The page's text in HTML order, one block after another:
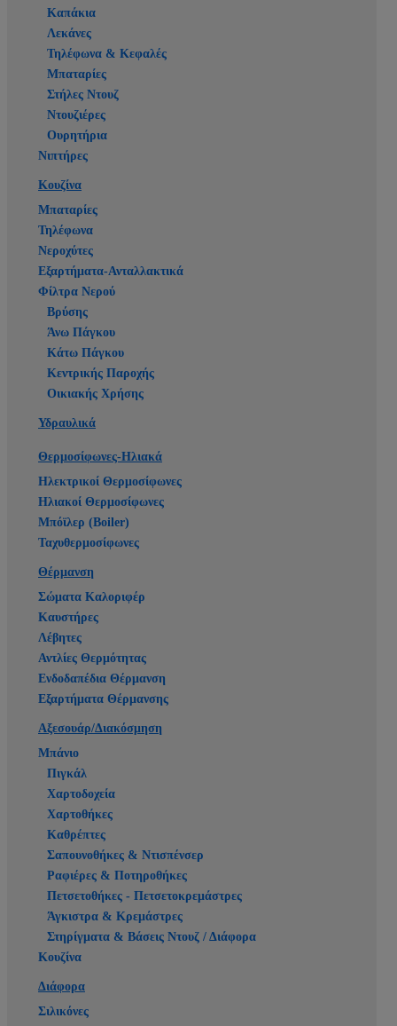
Καπάκια
Λεκάνες
Τηλέφωνα & Κεφαλές
Μπαταρίες
Στήλες Ντουζ
Ντουζιέρες
Ουρητήρια
Νιπτήρες
Κουζίνα
Μπαταρίες
Τηλέφωνα
Νεροχύτες
Εξαρτήματα-Ανταλλακτικά
Φίλτρα Νερού
Βρύσης
Άνω Πάγκου
Κάτω Πάγκου
Κεντρικής Παροχής
Οικιακής Χρήσης
Υδραυλικά
Θερμοσίφωνες-Ηλιακά
Ηλεκτρικοί Θερμοσίφωνες
Ηλιακοί Θερμοσίφωνες
Μπόϊλερ (Boiler)
Ταχυθερμοσίφωνες
Θέρμανση
Σώματα Καλοριφέρ
Καυστήρες
Λέβητες
Αντλίες Θερμότητας
Ενδοδαπέδια Θέρμανση
Εξαρτήματα Θέρμανσης
Αξεσουάρ/Διακόσμηση
Μπάνιο
Πιγκάλ
Χαρτοδοχεία
Χαρτοθήκες
Καθρέπτες
Σαπουνοθήκες & Ντισπένσερ
Ραφιέρες & Ποτηροθήκες
Πετσετοθήκες - Πετσετοκρεμάστρες
Άγκιστρα & Κρεμάστρες
Στηρίγματα & Βάσεις Ντουζ / Διάφορα
Κουζίνα
Διάφορα
Σιλικόνες